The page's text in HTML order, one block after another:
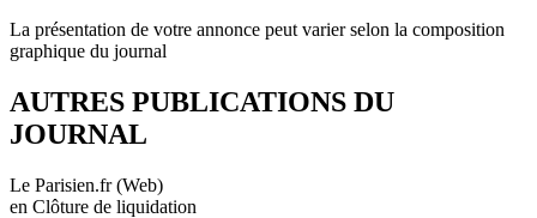
La présentation de votre annonce peut varier selon la composition
graphique du journal
AUTRES PUBLICATIONS DU
JOURNAL
Le Parisien.fr (Web)
en Clôture de liquidation